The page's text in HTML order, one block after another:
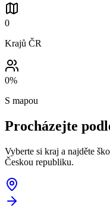
0
Krajů ČR
0%
S mapou
Procházejte
Vyberte si kraj a najděte
Českou republiku.